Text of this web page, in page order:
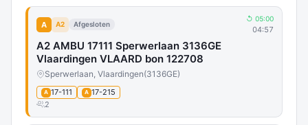
A A2 Afgesloten
↺ 05:00
04:57
A2 AMBU 17111 Sperwerlaan 3136GE
Vlaardingen VLAARD bon 122708
Sperwerlaan, Vlaardingen(3136GE)
A 17-111 A 17-215
2